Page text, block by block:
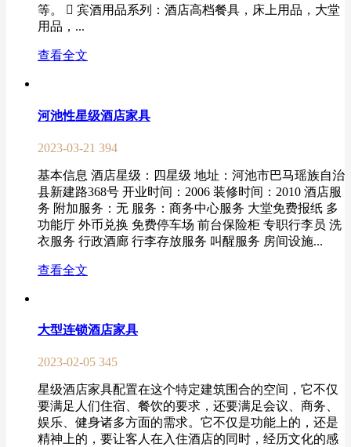
等。  宾酒用品系列：酒店高档餐具，床上用品，大堂
用品，...
查看全文
河池性星级酒店家具
2023-03-21 394
基本信息 酒店星级：四星级 地址：河池市巴马瑶族自治
县新建路368号 开业时间：2006 装修时间：2010 酒店服
务 附加服务：无 服务：商务中心服务 大堂免费报纸 多
功能厅 外币兑换 免费停车场 前台保险柜 专职行李员 洗
衣服务 行政酒廊 行李存放服务 叫醒服务 房间设施...
查看全文
大型连锁酒店家具
2023-02-05 345
星级酒店家具配置在这个特定建筑围合的空间，它不仅
要满足人们住宿、餐饮的要求，还要满足会议、商务、
娱乐、健身诸多方面的需求。它不仅是功能上的，还是
精神上的，要让客人在入住酒店的同时，经历文化的感